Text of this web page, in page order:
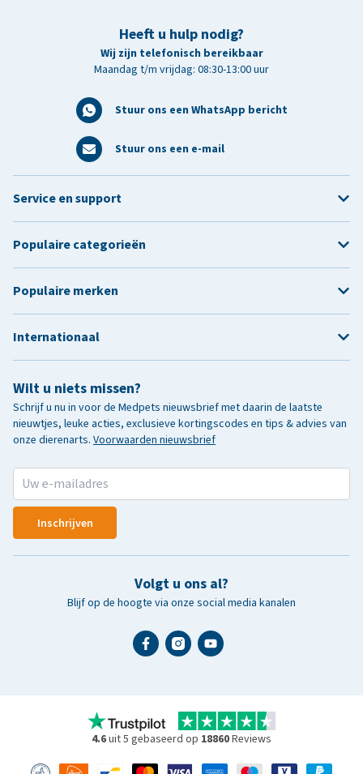
Heeft u hulp nodig?
Wij zijn telefonisch bereikbaar
Maandag t/m vrijdag: 08:30-13:00 uur
Stuur ons een WhatsApp bericht
Stuur ons een e-mail
Wilt u niets missen?
Schrijf u nu in voor de Medpets nieuwsbrief met daarin de laatste
nieuwtjes, leuke acties, exclusieve kortingscodes en tips & advies van
onze dierenarts. Voorwaarden nieuwsbrief
Inschrijven
Volgt u ons al?
Blijf op de hoogte via onze social media kanalen
Service en support
Populaire categorieën
Populaire merken
Internationaal
4.6uit 5 gebaseerd op 18860Reviews